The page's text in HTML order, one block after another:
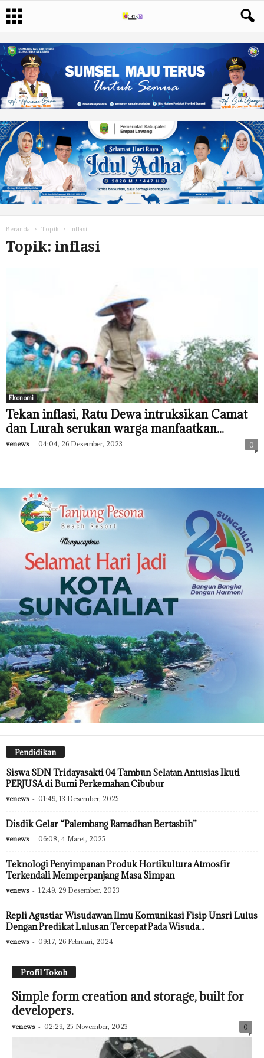
Beranda Topik Inflasi
Topik: inflasi
Ekonomi
Tekan inflasi, Ratu Dewa intruksikan Camat
dan Lurah serukan warga manfaatkan...
venews - 04:04, 26 Desember, 2023 0
Pendidikan
Siswa SDN Tridayasakti 04 Tambun Selatan Antusias Ikuti
PERJUSA di Bumi Perkemahan Cibubur
venews - 01:49, 13 Desember, 2025
Disdik Gelar “Palembang Ramadhan Bertasbih”
venews - 06:08, 4 Maret, 2025
Teknologi Penyimpanan Produk Hortikultura Atmosfir
Terkendali Memperpanjang Masa Simpan
venews - 12:49, 29 Desember, 2023
Repli Agustiar Wisudawan Ilmu Komunikasi Fisip Unsri Lulus
Dengan Predikat Lulusan Tercepat Pada Wisuda...
venews - 09:17, 26 Februari, 2024
Profil Tokoh
Simple form creation and storage, built for
developers.
venews - 02:29, 25 November, 2023 0